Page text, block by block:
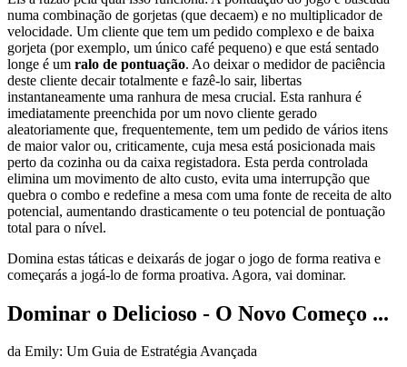
numa combinação de gorjetas (que decaem) e no multiplicador de
velocidade. Um cliente que tem um pedido complexo e de baixa
gorjeta (por exemplo, um único café pequeno) e que está sentado
longe é um ralo de pontuação. Ao deixar o medidor de paciência
deste cliente decair totalmente e fazê-lo sair, libertas
instantaneamente uma ranhura de mesa crucial. Esta ranhura é
imediatamente preenchida por um novo cliente gerado
aleatoriamente que, frequentemente, tem um pedido de vários itens
de maior valor ou, criticamente, cuja mesa está posicionada mais
perto da cozinha ou da caixa registadora. Esta perda controlada
elimina um movimento de alto custo, evita uma interrupção que
quebra o combo e redefine a mesa com uma fonte de receita de alto
potencial, aumentando drasticamente o teu potencial de pontuação
total para o nível.
Domina estas táticas e deixarás de jogar o jogo de forma reativa e
começarás a jogá-lo de forma proativa. Agora, vai dominar.
Dominar o Delicioso - O Novo Começo ...
da Emily: Um Guia de Estratégia Avançada